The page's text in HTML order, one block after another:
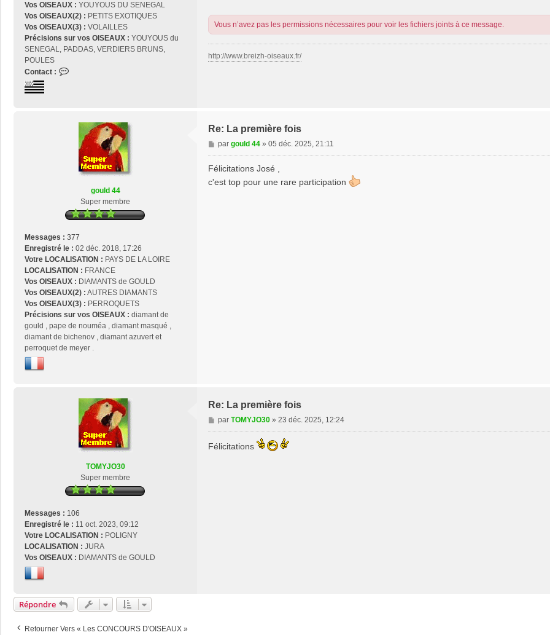
Vos OISEAUX : YOUYOUS DU SENEGAL
Vos OISEAUX(2) : PETITS EXOTIQUES
Vos OISEAUX(3) : VOLAILLES
Précisions sur vos OISEAUX : YOUYOUS du
SENEGAL, PADDAS, VERDIERS BRUNS,
POULES
Contact :
2
Vous n’avez pas les permissions nécessaires pour voir les fichiers joints à ce message.
http://www.breizh-oiseaux.fr/
gould 44
Super membre
Messages : 377
Enregistré le : 02 déc. 2018, 17:26
Votre LOCALISATION : PAYS DE LA LOIRE
LOCALISATION : FRANCE
Vos OISEAUX : DIAMANTS de GOULD
Vos OISEAUX(2) : AUTRES DIAMANTS
Vos OISEAUX(3) : PERROQUETS
Précisions sur vos OISEAUX : diamant de
gould , pape de nouméa , diamant masqué ,
diamant de bichenov , diamant azuvert et
perroquet de meyer .
Re: La première fois
M
e
s
a
par gould 44» 05 déc. 2025, 21:11
Félicitations José ,
c'est top pour une rare participation
TOMYJO30
Super membre
Messages : 106
Enregistré le : 11 oct. 2023, 09:12
Votre LOCALISATION : POLIGNY
LOCALISATION : JURA
Vos OISEAUX : DIAMANTS de GOULD
Re: La première fois
M
e
s
par TOMYJO30» 23 déc. 2025, 12:24
Félicitations
Répondre
Retourner Vers « Les CONCOURS D'OISEAUX »